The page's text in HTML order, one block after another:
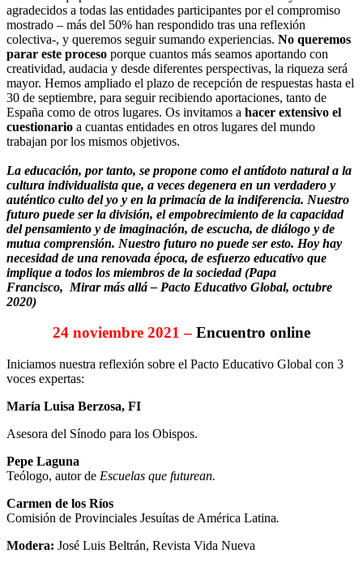
agradecidos a todas las entidades participantes por el compromiso
mostrado – más del 50% han respondido tras una reflexión
colectiva-, y queremos seguir sumando experiencias. No queremos
parar este proceso porque cuantos más seamos aportando con
creatividad, audacia y desde diferentes perspectivas, la riqueza será
mayor. Hemos ampliado el plazo de recepción de respuestas hasta el
30 de septiembre, para seguir recibiendo aportaciones, tanto de
España como de otros lugares. Os invitamos a hacer extensivo el
cuestionario a cuantas entidades en otros lugares del mundo
trabajan por los mismos objetivos.
La educación, por tanto, se propone como el antídoto natural a la
cultura individualista que, a veces degenera en un verdadero y
auténtico culto del yo y en la primacía de la indiferencia. Nuestro
futuro puede ser la división, el empobrecimiento de la capacidad
del pensamiento y de imaginación, de escucha, de diálogo y de
mutua comprensión. Nuestro futuro no puede ser esto. Hoy hay
necesidad de una renovada época, de esfuerzo educativo que
implique a todos los miembros de la sociedad (Papa
Francisco, Mirar más allá – Pacto Educativo Global, octubre
2020)
24 noviembre 2021 – Encuentro online
Iniciamos nuestra reflexión sobre el Pacto Educativo Global con 3
voces expertas:
María Luisa Berzosa, FI
Asesora del Sínodo para los Obispos.
Pepe Laguna
Teólogo, autor de Escuelas que futurean.
Carmen de los Ríos
Comisión de Provinciales Jesuítas de América Latina.
Modera: José Luis Beltrán, Revista Vida Nueva